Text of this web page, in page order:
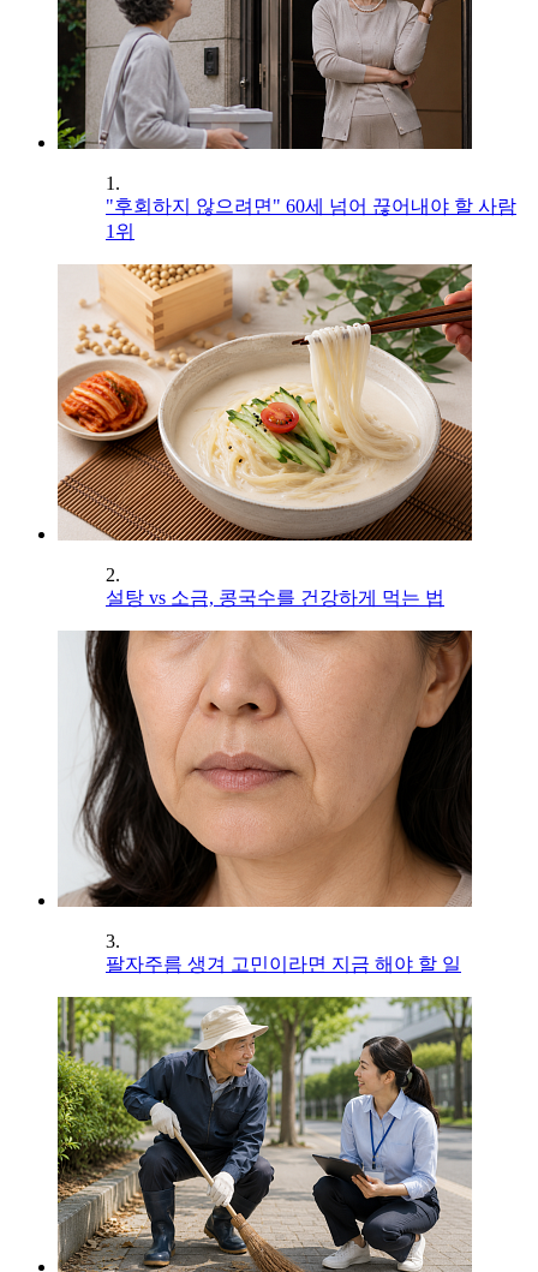
1.
"후회하지 않으려면" 60세 넘어 끊어내야 할 사람
1위
2.
설탕 vs 소금, 콩국수를 건강하게 먹는 법
3.
팔자주름 생겨 고민이라면 지금 해야 할 일